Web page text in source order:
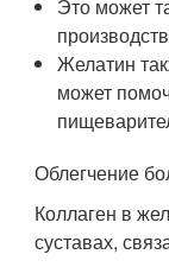
Это может
Желатин
может
Облегчение
Коллаген в
суставах,